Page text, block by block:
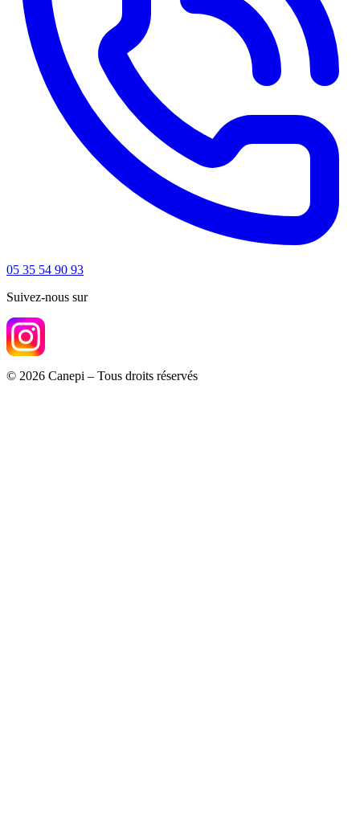
05 35 54 90 93
Suivez-nous sur
© 2026 Canepi – Tous droits réservés